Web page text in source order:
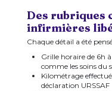
Des rubriques
infirmières
Chaque détail a été
Grille horaire de 6h
comme les soins du
Kilométrage
déclaration URSSAF